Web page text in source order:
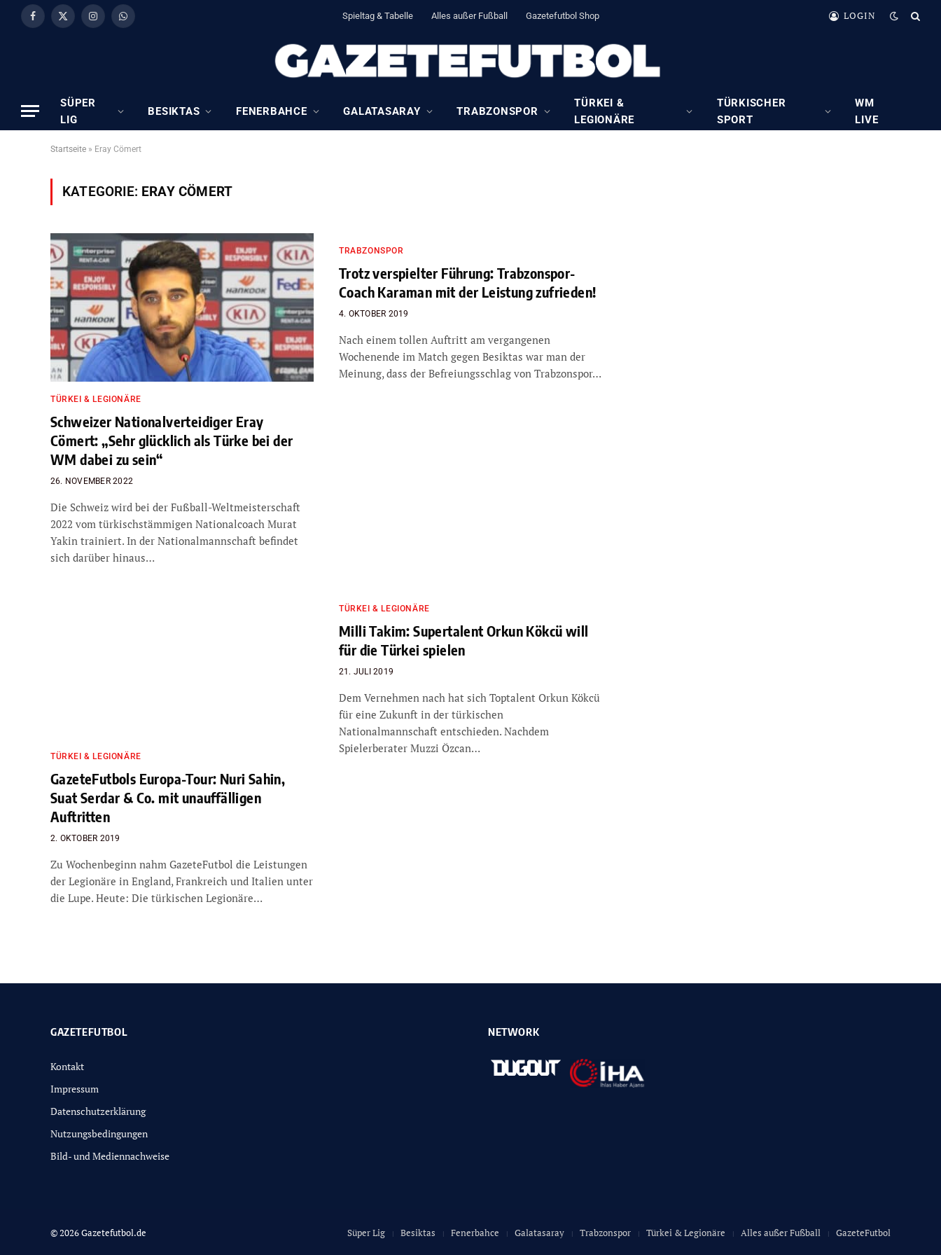
Facebook
X
InstagramWhatsApp Spieltag & Tabelle Alles außer Fußball Gazetefutbol Shop LOGIN
SÜPER
LIG
BESIKTAS FENERBAHCE GALATASARAY TRABZONSPOR
TÜRKEI &
LEGIONÄRE
TÜRKISCHER
SPORT
WM
LIVE
Startseite » Eray Cömert
KATEGORIE: ERAY CÖMERT
TÜRKEI & LEGIONÄRE
Schweizer Nationalverteidiger Eray
Cömert: „Sehr glücklich als Türke bei der
WM dabei zu sein“
26. NOVEMBER 2022
Die Schweiz wird bei der Fußball-Weltmeisterschaft
2022 vom türkischstämmigen Nationalcoach Murat
Yakin trainiert. In der Nationalmannschaft befindet
sich darüber hinaus…
TRABZONSPOR
Trotz verspielter Führung: Trabzonspor-
Coach Karaman mit der Leistung zufrieden!
4. OKTOBER 2019
Nach einem tollen Auftritt am vergangenen
Wochenende im Match gegen Besiktas war man der
Meinung, dass der Befreiungsschlag von Trabzonspor…
TÜRKEI & LEGIONÄRE
GazeteFutbols Europa-Tour: Nuri Sahin,
Suat Serdar & Co. mit unauffälligen
Auftritten
2. OKTOBER 2019
Zu Wochenbeginn nahm GazeteFutbol die Leistungen
der Legionäre in England, Frankreich und Italien unter
die Lupe. Heute: Die türkischen Legionäre…
TÜRKEI & LEGIONÄRE
Milli Takim: Supertalent Orkun Kökcü will
für die Türkei spielen
21. JULI 2019
Dem Vernehmen nach hat sich Toptalent Orkun Kökcü
für eine Zukunft in der türkischen
Nationalmannschaft entschieden. Nachdem
Spielerberater Muzzi Özcan…
GAZETEFUTBOL
Kontakt
Impressum
Datenschutzerklärung
Nutzungsbedingungen
Bild- und Mediennachweise
NETWORK
© 2026 Gazetefutbol.de Süper Lig Besiktas Fenerbahce Galatasaray Trabzonspor Türkei & Legionäre Alles außer Fußball GazeteFutbol